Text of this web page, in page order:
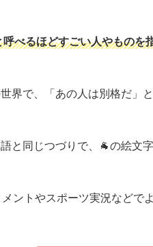
べるほどすごい人やものを
界で、「あの人は別格だ」
と同じつづりで、🐐の絵文
ントやスポーツ実況などで